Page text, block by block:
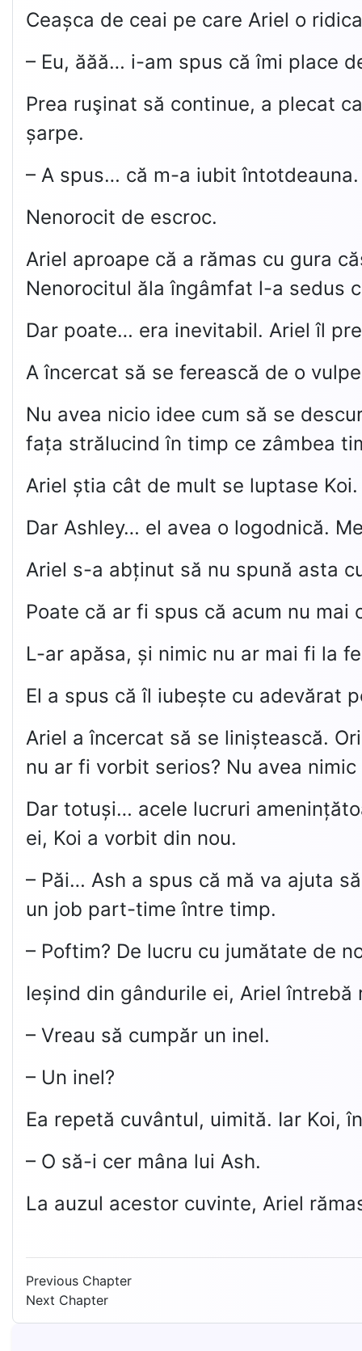
Ceașca de ceai pe care Ariel o
– Eu, ăăă… i-am spus că îmi place
Prea ruşinat să continue, a plecat
șarpe.
– A spus… că m-a iubit
Nenorocit de escroc.
Ariel aproape că a rămas cu gura
Nenorocitul ăla îngâmfat l-a sedus
Dar poate… era inevitabil. Ariel îl
A încercat să se ferească de o
Nu avea nicio idee cum să se
fața strălucind în timp ce zâmbea
Ariel știa cât de mult se luptase
Dar Ashley… el avea o logodnică.
Ariel s-a abținut să nu spună asta
Poate că ar fi spus că acum nu
L-ar apăsa, și nimic nu ar mai fi la
El a spus că îl iubește cu adevărat
Ariel a încercat să se liniștească.
nu ar fi vorbit serios? Nu avea
Dar totuși… acele lucruri
ei, Koi a vorbit din nou.
– Păi… Ash a spus că mă va ajuta
un job part-time între timp.
– Poftim? De lucru cu jumătate de
Ieșind din gândurile ei, Ariel
– Vreau să cumpăr un inel.
– Un inel?
Ea repetă cuvântul, uimită. Iar Koi,
– O să-i cer mâna lui Ash.
La auzul acestor cuvinte, Ariel
Previous Chapter
Next Chapter